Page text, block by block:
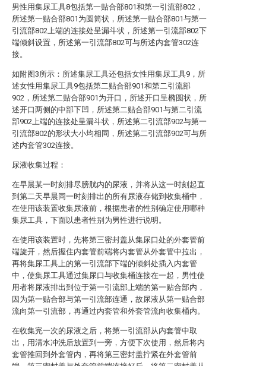
男性用集尿工具8包括第一贴合部801和第一引流部802，
所述第一贴合部801为圆筒状，所述第一贴合部801与第一
引流部802上端的连接处呈漏斗状，所述第一引流部802下
端倾斜设置，所述第一引流部802可与所述内套管302连
接。
如附图3所示：所述集尿工具还包括女性用集尿工具9，所
述女性用集尿工具9包括第二贴合部901和第二引流部
902，所述第二贴合部901为开口，所述开口呈椭圆状，所
述开口两侧的中部下凹，所述第二贴合部901与第二引流
部902上端的连接处呈漏斗状，所述第二引流部902与第一
引流部802的形状大小均相同，所述第二引流部902可与所
述内套管302连接。
尿液收集过程：
在早晨某一时刻排尽膀胱内的尿液，并将从这一时刻起直
到第二天早晨同一时刻排出的所有尿液存储到收集桶中，
在使用该装置收集尿液前，根据患者的性别确定使用哪种
集尿工具，下面以患者性别为男性进行说明。
在使用该装置时，先将第三密封盖从集尿口处的外套管前
端旋开，然后握住内套管前端将内套管从外套管中拉出，
再将集尿工具上的第一引流部下端的倾斜处插入内套管
中，使集尿工具通过集尿口与收集桶连接在一起，男性使
用者将尿液排出到位于第一引流部上端的第一贴合部内，
因为第一贴合部与第一引流部连通，故尿液从第一贴合部
流向第一引流部，再通过内套管和外套管流向收集桶内。
在收集完一次的尿液之后，将第一引流部从内套管中取
出，用清水冲洗后放置到一旁，方便下次使用，然后将内
套管推回到外套管内，再将第三密封盖拧紧在外套管前